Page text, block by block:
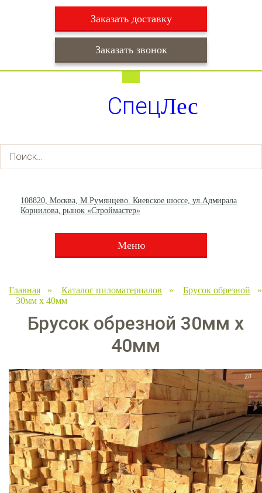
Заказать доставку
Заказать звонок
+7 (495) 003-36-93
СпецЛес
108820, Москва, М.Румянцево. Киевское шоссе, ул.Адмирала
Корнилова, рынок «Строймастер»
Меню
Главная » Каталог пиломатериалов » Брусок обрезной »
30мм x 40мм
Брусок обрезной 30мм x
40мм